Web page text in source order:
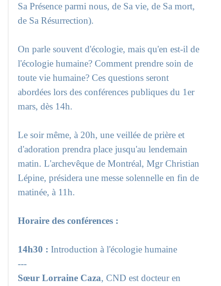
Sa Présence parmi nous, de Sa vie, de Sa mort,
de Sa Résurrection).
On parle souvent d'écologie, mais qu'en est-il de
l'écologie humaine? Comment prendre soin de
toute vie humaine? Ces questions seront
abordées lors des conférences publiques du 1er
mars, dès 14h.
Le soir même, à 20h, une veillée de prière et
d'adoration prendra place jusqu'au lendemain
matin. L'archevêque de Montréal, Mgr Christian
Lépine, présidera une messe solennelle en fin de
matinée, à 11h.
Horaire des conférences :
14h30 : Introduction à l'écologie humaine
---
Sœur Lorraine Caza, CND est docteur en